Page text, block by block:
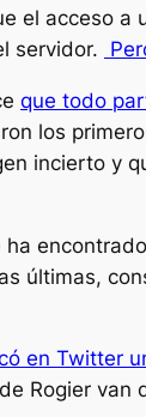
el acceso
servidor.
que todo
los
incierto y
ha
últimas,
en Twitter
Rogier van